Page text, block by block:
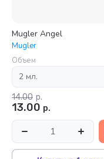
Mugler Angel
Mugler
Объем
14.00 р.
13.00 р.